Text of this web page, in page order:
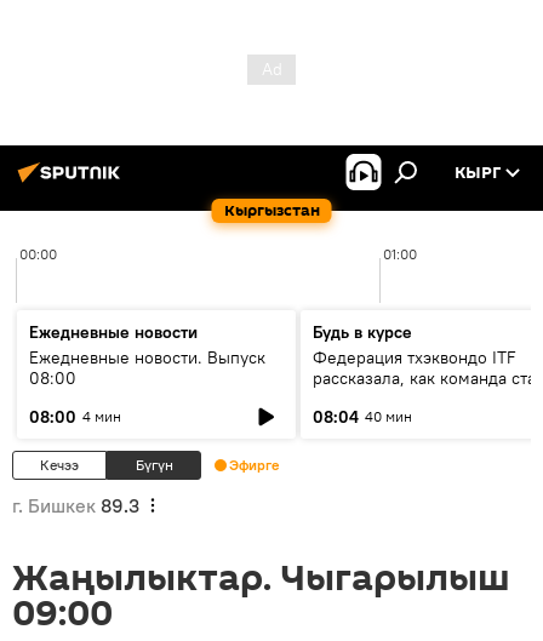
Кыргызстан
КЫРГ
00:00 01:00
Ежедневные новости
Ежедневные новости. Выпуск
08:00
08:00 4 мин
Будь в курсе
Федерация тхэквондо ITF
рассказала, как команда
08:04 40 мин
Кечээ Бүгүн Эфирге
г. Бишкек 89.3
Жаңылыктар. Чыгарылыш
09:00